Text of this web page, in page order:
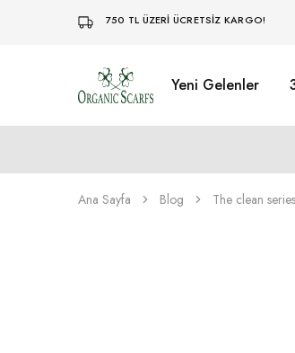
750 TL ÜZERİ ÜCRETSİZ KARGO!
Organikscarf Yeni Gelenler
Ana Sayfa Blog The clean series